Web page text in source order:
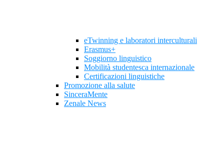
eTwinning e laboratori interculturali
Erasmus+
Soggiorno linguistico
Mobilità studentesca internazionale
Certificazioni linguistiche
Promozione alla salute
SinceraMente
Zenale News